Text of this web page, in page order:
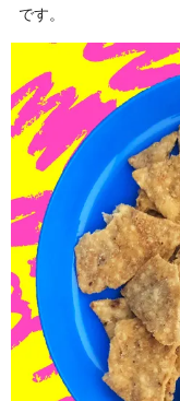
です。